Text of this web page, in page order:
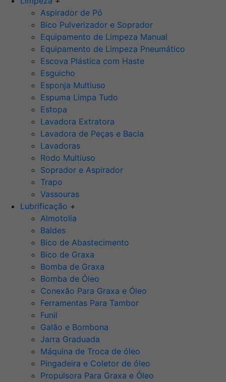
Aspirador de Pó
Bico Pulverizador e Soprador
Equipamento de Limpeza Manual
Equipamento de Limpeza Pneumático
Escova Plástica com Haste
Esguicho
Esponja Multiuso
Espuma Limpa Tudo
Estopa
Lavadora Extratora
Lavadora de Peças e Bacia
Lavadoras
Rodo Multiuso
Soprador e Aspirador
Trapo
Vassouras
Lubrificação +
Almotolia
Baldes
Bico de Abastecimento
Bico de Graxa
Bomba de Graxa
Bomba de Óleo
Conexão Para Graxa e Óleo
Ferramentas Para Tambor
Funil
Galão e Bombona
Jarra Graduada
Máquina de Troca de óleo
Pingadeira e Coletor de óleo
Propulsora Para Graxa e Óleo